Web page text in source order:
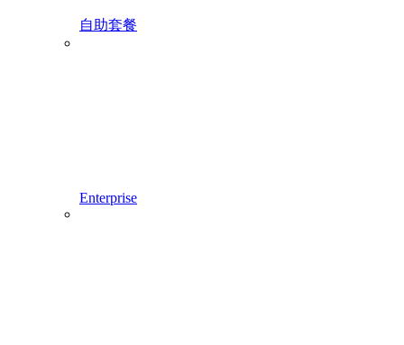
自助套餐
Enterprise